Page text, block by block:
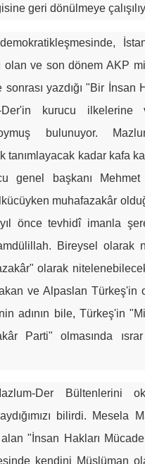
geri dönülmeye
olan ve son dönem AKP
yazdığı "Bir İnsan
Der'in kurucu
bulunuyor.
kadar kafa
genel başkanı
muhafazakâr
önce tevhidî imanla
Bireysel olarak
olarak
ve Alpaslan Türkeş'in
adının bile, Türkeş'in
Parti" olmasında
Der Bültenlerini
bilirdi. Mesela
"İnsan Hakları
kendini Müslüman